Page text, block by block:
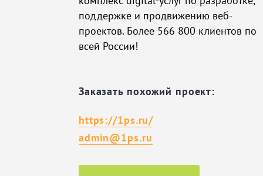
поддержке и продвижению веб-
проектов. Более 566 800 клиентов по
всей России!
Заказать похожий проект:
https://1ps.ru/
admin@1ps.ru